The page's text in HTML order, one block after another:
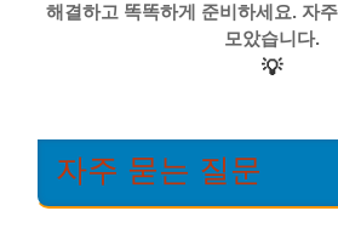
해결하고 똑똑하게 준비하세요. 자
모았습니다.
💡
자주 묻는 질문